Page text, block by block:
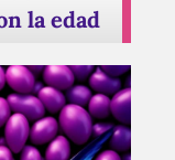
la edad